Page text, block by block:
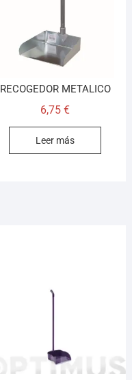
RECOGEDOR METALICO
6,75€
Leer más